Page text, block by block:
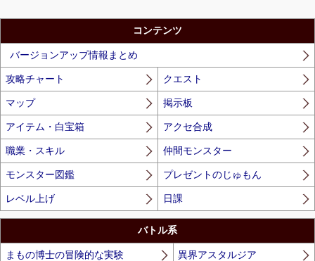
コンテンツ
バージョンアップ情報まとめ
攻略チャート クエスト
マップ 掲示板
アイテム・白宝箱 アクセ合成
職業・スキル 仲間モンスター
モンスター図鑑 プレゼントのじゅもん
レベル上げ 日課
バトル系
まもの博士の冒険的な実験 異界アスタルジア